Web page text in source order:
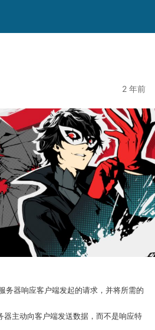
2 年前
器响应客户端发起的请求，并将所需的
动向客户端发送数据，而不是响应特